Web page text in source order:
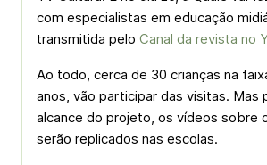
com especialistas em educação
transmitida pelo Canal da revista no
Ao todo, cerca de 30 crianças na
anos, vão participar das visitas. Mas
alcance do projeto, os vídeos sobre
serão replicados nas escolas.